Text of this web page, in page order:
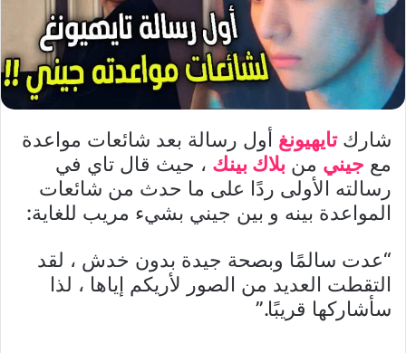
شاركتايهيونغ أول رسالة بعد شائعات مواعدة
مع جيني من بلاك بينك ، حيث قال تاي في
رسالته الأولى ردًا على ما حدث من شائعات
المواعدة بينه و بين جيني بشيء مريب للغاية:
“عدت سالمًا وبصحة جيدة بدون خدش ، لقد
التقطت العديد من الصور لأريكم إياها ، لذا
سأشاركها قريبًا.”